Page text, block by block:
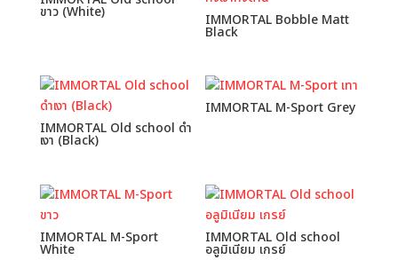
ขาว (White) IMMORTAL Bobble Matt
Black
IMMORTAL Old school ดำ
เงา (Black)
IMMORTAL M-Sport Grey
IMMORTAL M-Sport
White
IMMORTAL Old school
อลูมิเนียม เกรย์